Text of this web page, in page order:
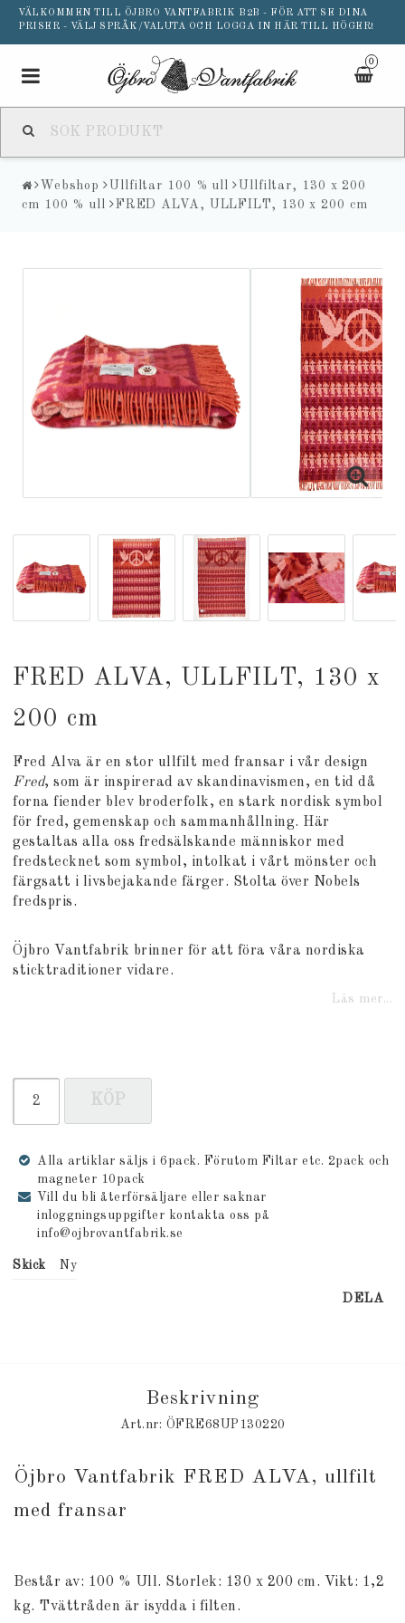
VÄLKOMMEN TILL ÖJBRO VANTFABRIK B2B - FÖR ATT SE DINA
PRISER - VÄLJ SPRÅK/VALUTA OCH LOGGA IN HÄR TILL HÖGER!
0
Toggle
Webshop Ullfiltar 100 % ull
Ullfiltar, 130 x 200
cm 100 % ull
FRED ALVA, ULLFILT, 130 x 200 cm
FRED ALVA, ULLFILT, 130 x
200 cm
Fred Alva är en stor ullfilt med fransar i vår design
Fred, som är inspirerad av skandinavismen, en tid då
forna fiender blev broderfolk, en stark nordisk symbol
för fred, gemenskap och sammanhållning. Här
gestaltas alla oss fredsälskande människor med
fredstecknet som symbol, intolkat i vårt mönster och
färgsatt i livsbejakande färger. Stolta över Nobels
fredspris.
Öjbro Vantfabrik brinner för att föra våra nordiska
sticktraditioner vidare.
Läs mer...
KÖP
Alla artiklar säljs i 6pack. Förutom Filtar etc. 2pack och
magneter 10pack
Vill du bli återförsäljare eller saknar
inloggningsuppgifter kontakta oss på
info@ojbrovantfabrik.se
Skick Ny
DELA
Beskrivning
Art.nr: ÖFRE68UP130220
Öjbro Vantfabrik FRED ALVA, ullfilt
med fransar
Består av: 100 % Ull. Storlek: 130 x 200 cm. Vikt: 1,2
kg. Tvättråden är isydda i filten.